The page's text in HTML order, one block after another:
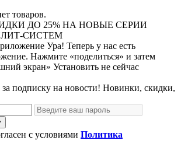
товаров.
ДО 25% НА НОВЫЕ СЕРИИ
СИСТЕМ
Ура! Теперь у нас есть
Нажмите «поделиться» и затем
экран» Установить не сейчас
подписку на новости! Новинки, скидки,
с условиями Политика